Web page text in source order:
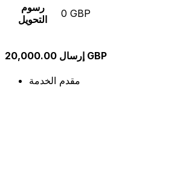
رسوم
التحويل
0 GBP
إرسال 20,000.00 GBP
مقدم الخدمة